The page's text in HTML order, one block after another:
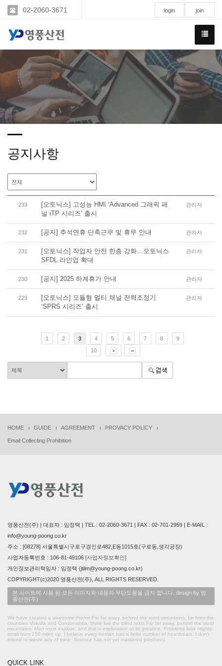
02-2060-3671 login join
공지사항
233
[오토닉스] 고성능 HMI ‘Advanced 그래픽 패
널 iTP 시리즈’ 출시
관리자
232 [공지] 추석연휴 단축근무 및 휴무 안내 관리자
231
[오토닉스] 작업자 안전 한층 강화…오토닉스
SFDL 라인업 확대
관리자
230 [공지] 2025 하계휴가 안내 관리자
229
[오토닉스] 모듈형 멀티 채널 전력조정기
‘SPRS 시리즈’ 출시
관리자
1 2 3 4 5 6 7 8
9
10
HOME GUIDE AGREEMENT PROVACY POLICY
Email Collecting Prohibition
영풍산전(주) | 대표자 : 임정택 | TEL : 02-2060-3671 | FAX : 02-701-2959 | E-MAIL :
info@young-poong.co.kr
주소 : [08278] 서울특별시구로구경인로482,E동1015호(구로동,생각공장)
사업자등록번호 : 106-81-49106 [사업자정보확인]
개인정보관리책임자 : 임정택 (jtlim@young-poong.co.kr)
COPYRIGHT(c)2020 영풍산전(주), ALL RIGHTS RESERVED.
본 사이트에 사용 된 모든 이미지와 내용의 무단도용을 금지 합니다. design by 영
풍산전(주)
We have created a awesome theme Far far away, behind the word mountains, far from the
countries Vokalia and Consonantia, there live the blind texts.Far far away, behind the word
mountains, Man must explore, and this is exploration at its greatest. Problems look mighty
small from 150 miles up. I believe every human has a finite number of heartbeats. I don't
intend to waste any of mine. Science has not yet mastered prophecy.
QUICK LINK